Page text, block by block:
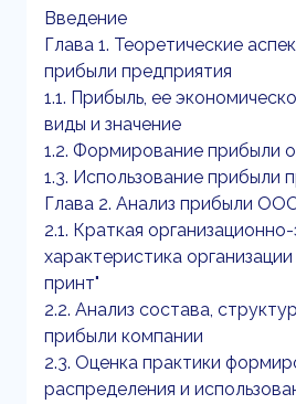
Введение
Глава 1. Теоретические
прибыли предприятия
1.1. Прибыль, ее
виды и значение
1.2. Формирование прибыли
1.3. Использование прибыли
Глава 2. Анализ прибыли
2.1. Краткая
характеристика
принт"
2.2. Анализ состава,
прибыли компании
2.3. Оценка практики
распределения и